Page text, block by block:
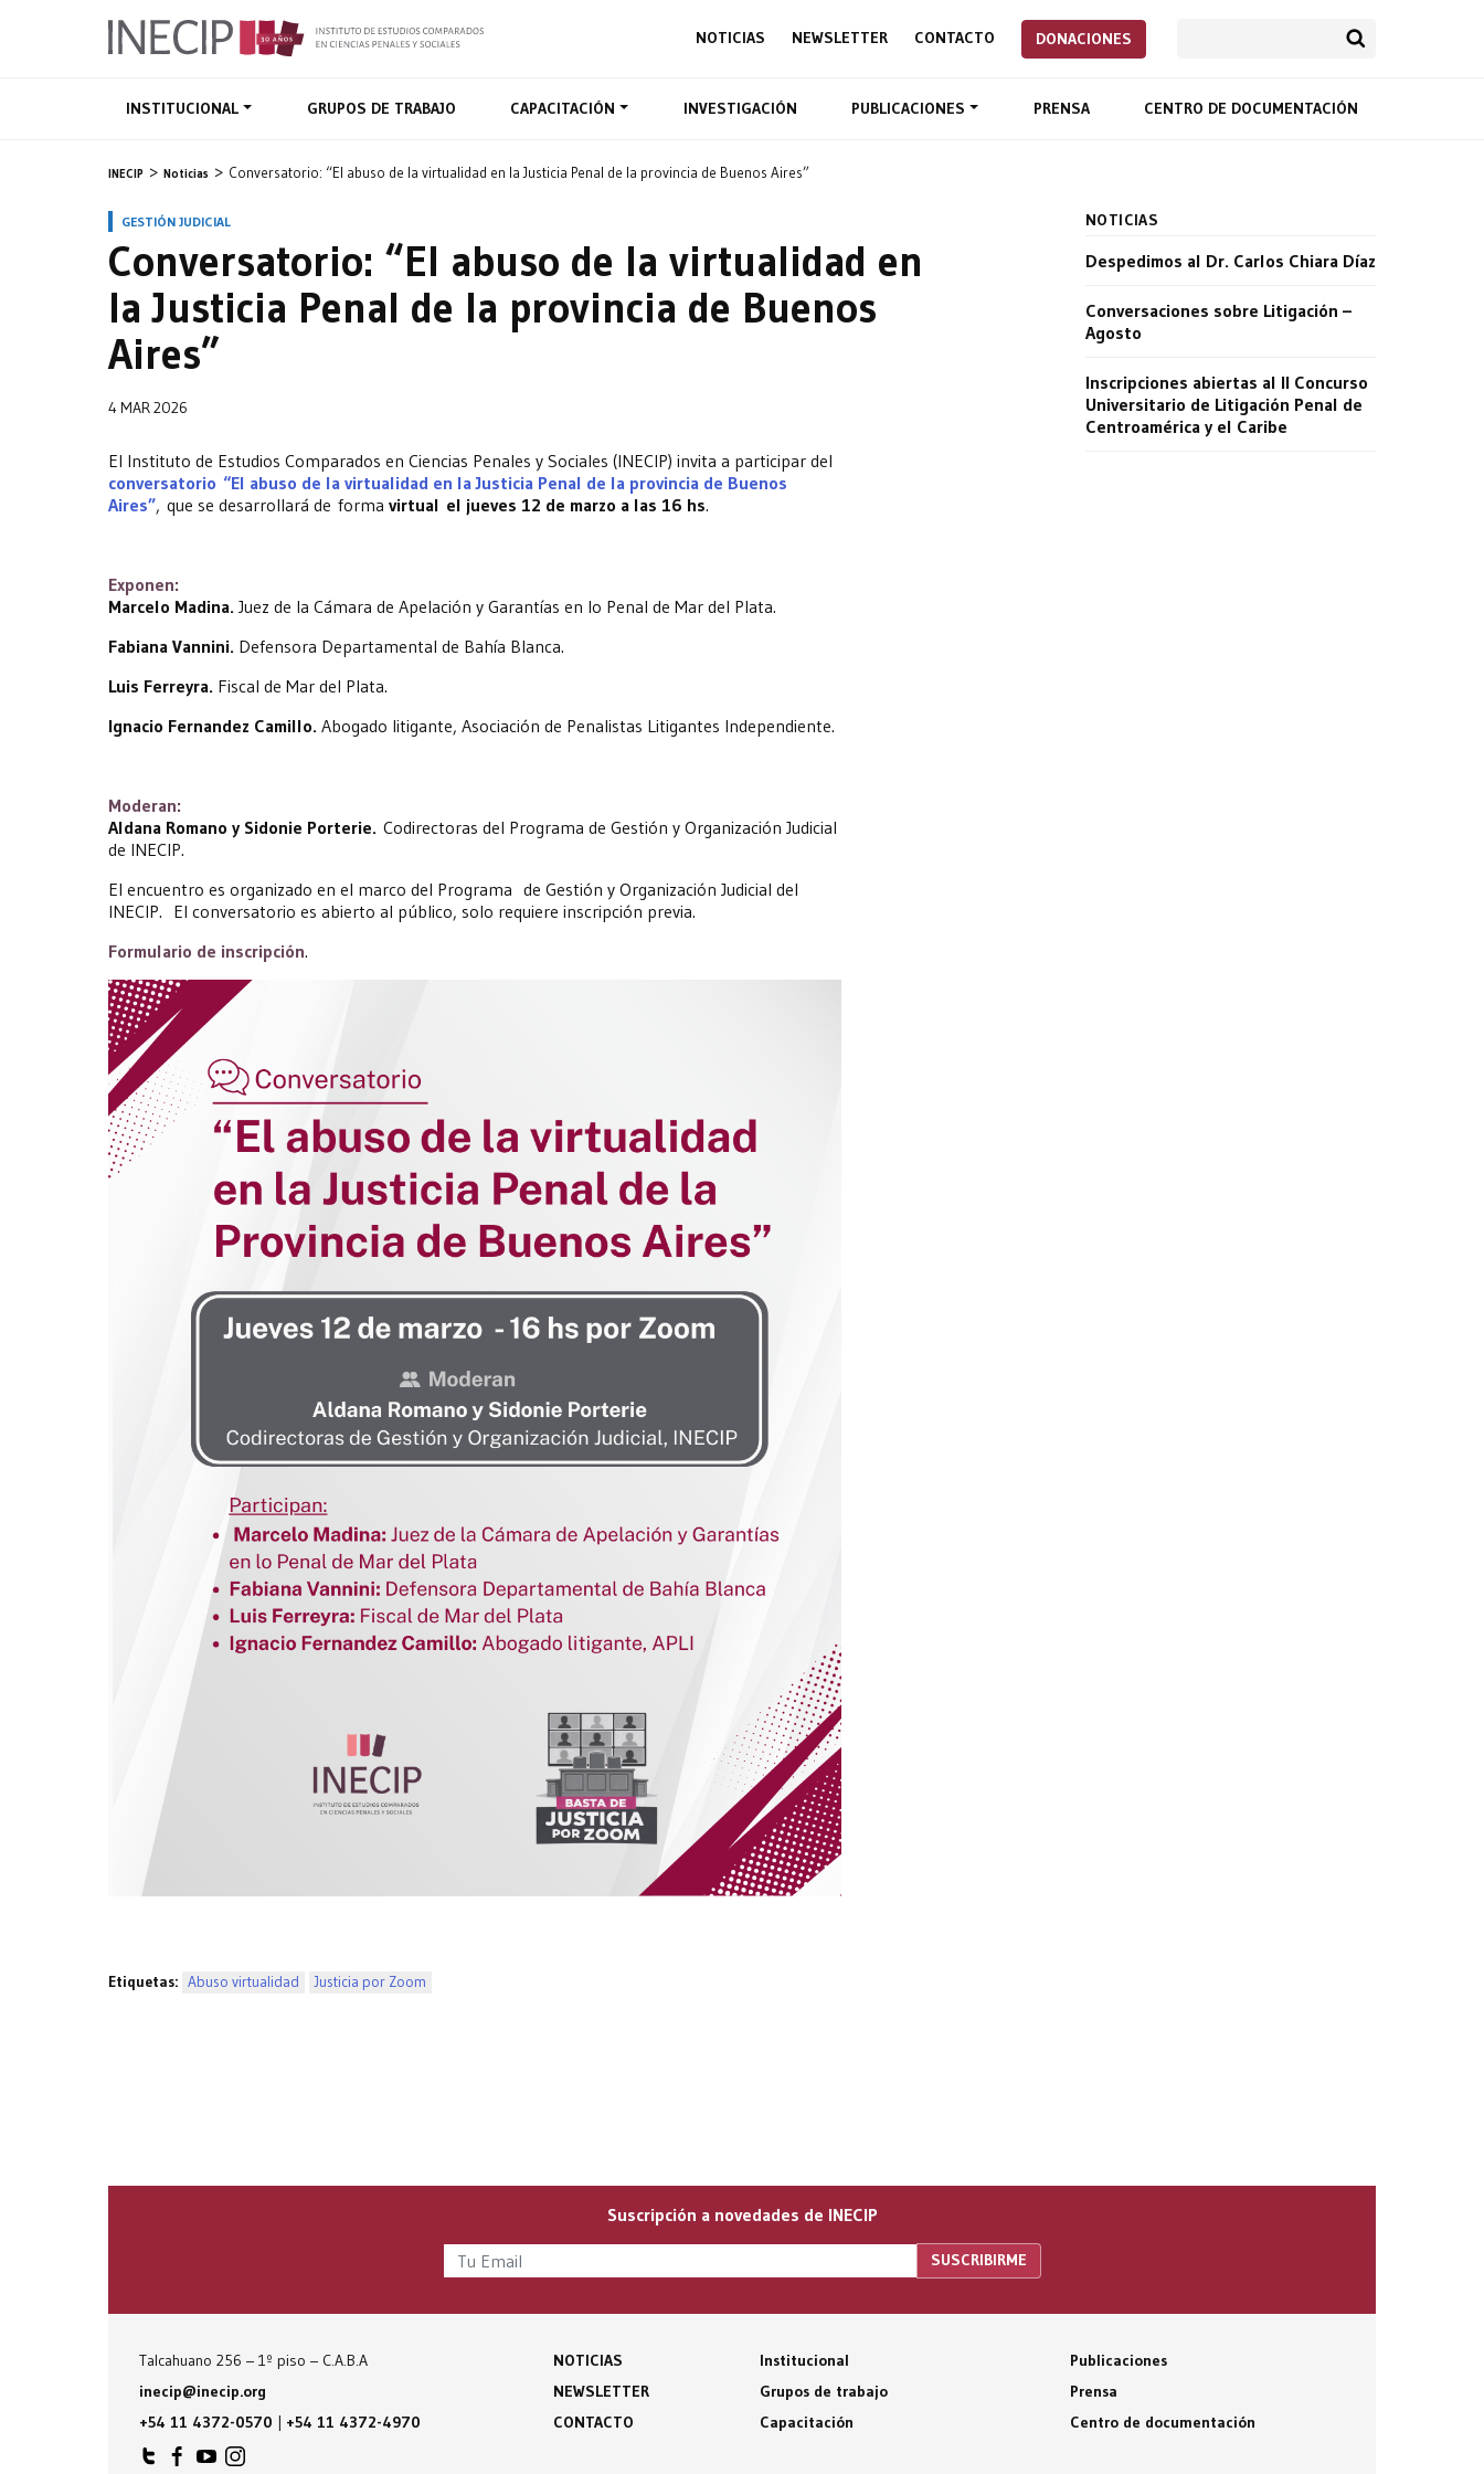
NOTICIAS NEWSLETTER CONTACTO DONACIONES
INSTITUCIONAL GRUPOS DE TRABAJO CAPACITACIÓN INVESTIGACIÓN PUBLICACIONES PRENSA CENTRO DE DOCUMENTACIÓN
INECIP Noticias Conversatorio: “El abuso de la virtualidad en la Justicia Penal de la provincia de Buenos Aires”
GESTIÓN JUDICIAL
Conversatorio: “El abuso de la virtualidad en
la Justicia Penal de la provincia de Buenos
Aires”
4 MAR 2026
El Instituto de Estudios Comparados en Ciencias Penales y Sociales (INECIP) invita a participar del
conversatorio “El abuso de la virtualidad en la Justicia Penal de la provincia de Buenos
Aires”, que se desarrollará de forma virtual el jueves 12 de marzo a las 16 hs.
Exponen:
Marcelo Madina. Juez de la Cámara de Apelación y Garantías en lo Penal de Mar del Plata.
Fabiana Vannini. Defensora Departamental de Bahía Blanca.
Luis Ferreyra. Fiscal de Mar del Plata.
Ignacio Fernandez Camillo. Abogado litigante, Asociación de Penalistas Litigantes Independiente.
Moderan:
Aldana Romano y Sidonie Porterie. Codirectoras del Programa de Gestión y Organización Judicial
de INECIP.
El encuentro es organizado en el marco del Programa de Gestión y Organización Judicial del
INECIP. El conversatorio es abierto al público, solo requiere inscripción previa.
Formulario de inscripción.
Etiquetas: Abuso virtualidad Justicia por Zoom
NOTICIAS
Despedimos al Dr. Carlos Chiara Díaz
Conversaciones sobre Litigación –
Agosto
Inscripciones abiertas al II Concurso
Universitario de Litigación Penal de
Centroamérica y el Caribe
Suscripción a novedades de INECIP
Talcahuano 256 – 1º piso – C.A.B.A
inecip@inecip.org
+54 11 4372-0570 | +54 11 4372-4970
NOTICIAS
NEWSLETTER
CONTACTO
Institucional
Grupos de trabajo
Capacitación
Publicaciones
Prensa
Centro de documentación